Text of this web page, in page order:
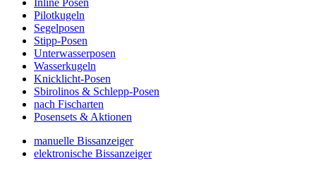
Pilotkugeln
Segelposen
Stipp-Posen
Unterwasserposen
Wasserkugeln
Knicklicht-Posen
Sbirolinos & Schlepp-Posen
nach Fischarten
Posensets & Aktionen
manuelle Bissanzeiger
elektronische Bissanzeiger